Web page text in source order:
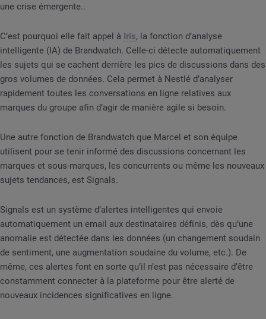
une crise émergente..
C’est pourquoi elle fait appel à Iris, la fonction d’analyse
intelligente (IA) de Brandwatch. Celle-ci détecte automatiquement
les sujets qui se cachent derrière les pics de discussions dans des
gros volumes de données. Cela permet à Nestlé d’analyser
rapidement toutes les conversations en ligne relatives aux
marques du groupe afin d’agir de manière agile si besoin.
Une autre fonction de Brandwatch que Marcel et son équipe
utilisent pour se tenir informé des discussions concernant les
marques et sous-marques, les concurrents ou même les nouveaux
sujets tendances, est Signals.
Signals est un système d’alertes intelligentes qui envoie
automatiquement un email aux destinataires définis, dès qu’une
anomalie est détectée dans les données (un changement soudain
de sentiment, une augmentation soudaine du volume, etc.). De
même, ces alertes font en sorte qu’il n’est pas nécessaire d’être
constamment connecter à la plateforme pour être alerté de
nouveaux incidences significatives en ligne.